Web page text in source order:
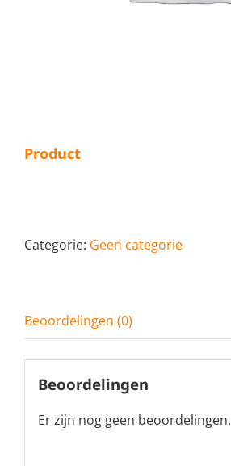
Product
Categorie: Geen categorie
Beoordelingen (0)
Beoordelingen
Er zijn nog geen beoordelingen.